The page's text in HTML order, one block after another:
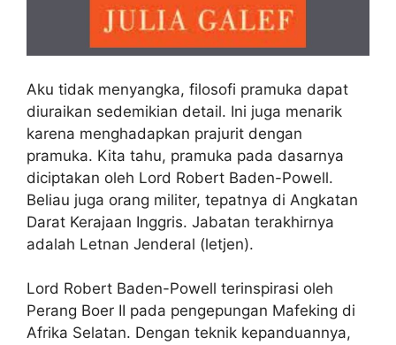
Aku tidak menyangka, filosofi pramuka dapat
diuraikan sedemikian detail. Ini juga menarik
karena menghadapkan prajurit dengan
pramuka. Kita tahu, pramuka pada dasarnya
diciptakan oleh Lord Robert Baden-Powell.
Beliau juga orang militer, tepatnya di Angkatan
Darat Kerajaan Inggris. Jabatan terakhirnya
adalah Letnan Jenderal (letjen).
Lord Robert Baden-Powell terinspirasi oleh
Perang Boer II pada pengepungan Mafeking di
Afrika Selatan. Dengan teknik kepanduannya,